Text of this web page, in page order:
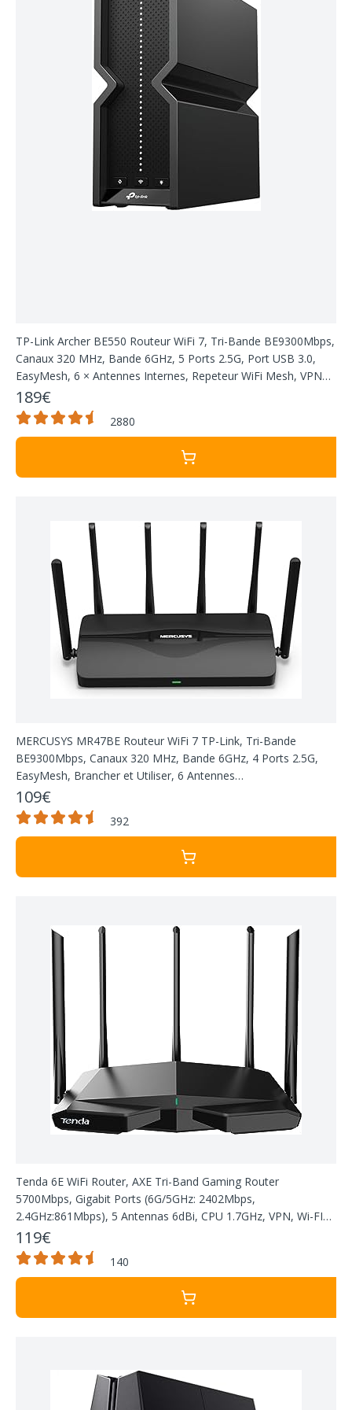
TP-Link Archer BE550 Routeur WiFi 7, Tri-Bande BE9300Mbps,
Canaux 320 MHz, Bande 6GHz, 5 Ports 2.5G, Port USB 3.0,
EasyMesh, 6 × Antennes Internes, Repeteur WiFi Mesh, VPN
Clients et Serveur
189€
2880
MERCUSYS MR47BE Routeur WiFi 7 TP-Link, Tri-Bande
BE9300Mbps, Canaux 320 MHz, Bande 6GHz, 4 Ports 2.5G,
EasyMesh, Brancher et Utiliser, 6 Antennes
Omnidirectionnelles, Repeteur WiFi Mesh, 4K-QAM
109€
392
Tenda 6E WiFi Router, AXE Tri-Band Gaming Router
5700Mbps, Gigabit Ports (6G/5GHz: 2402Mbps,
2.4GHz:861Mbps), 5 Antennas 6dBi, CPU 1.7GHz, VPN, Wi-FI+
Mesh for AR/VR/Steam 4K/8K - RX27 Pro
119€
140